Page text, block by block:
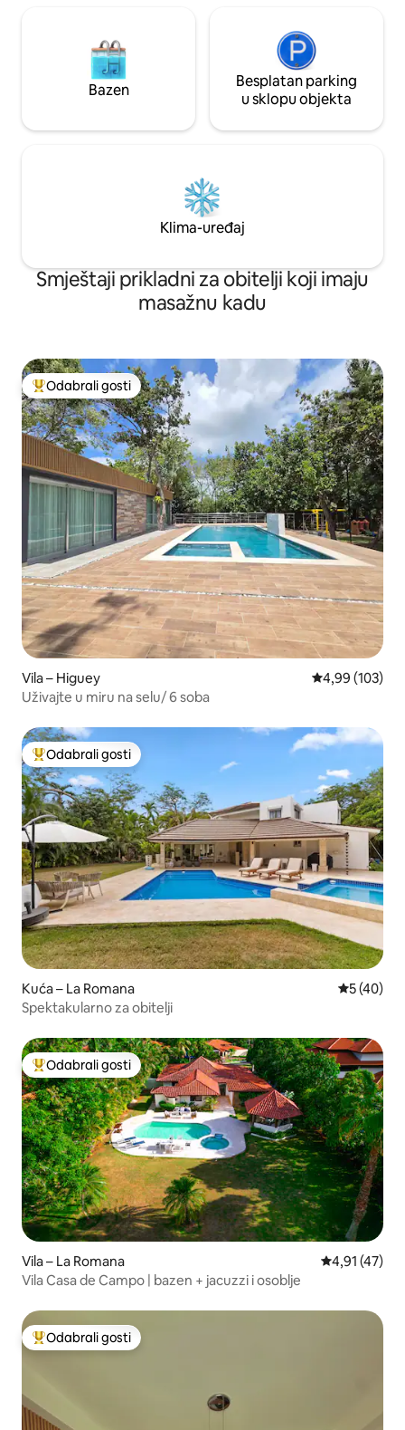
Bazen
Besplatan parking
u sklopu objekta
Klima-uređaj
Smještaji prikladni za obitelji koji imaju
masažnu kadu
Među najviše rangiranima s oznakom „Odabrali gosti”
Odabrali gosti
Vila – Higuey Prosječna
4,99 (103)
Uživajte u miru na selu/ 6 soba
Među najviše rangiranima s oznakom „Odabrali gosti”
Odabrali gosti
Kuća – La Romana Prosječna
5 (40)
Spektakularno za obitelji
Među najviše rangiranima s oznakom „Odabrali gosti”
Odabrali gosti
Vila – La Romana Prosječna
4,91 (47)
Vila Casa de Campo | bazen + jacuzzi i osoblje
Među najviše rangiranima s oznakom „Odabrali gosti”
Odabrali gosti